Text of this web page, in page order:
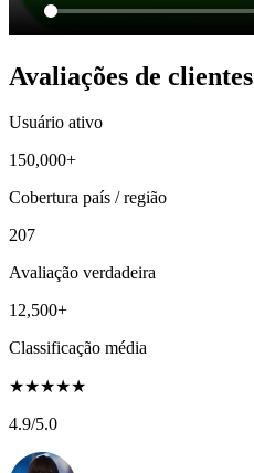
Avaliações de clientes
Usuário ativo
150,000+
Cobertura país / região
207
Avaliação verdadeira
12,500+
Classificação média
★★★★★
4.9/5.0